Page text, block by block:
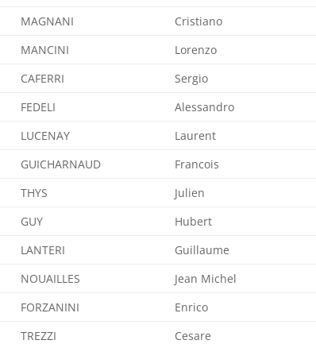
MAGNANI Cristiano
MANCINI Lorenzo
CAFERRI Sergio
FEDELI Alessandro
LUCENAY Laurent
GUICHARNAUD Francois
THYS Julien
GUY Hubert
LANTERI Guillaume
NOUAILLES Jean Michel
FORZANINI Enrico
TREZZI Cesare